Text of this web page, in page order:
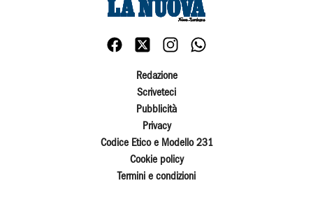
Redazione
Scriveteci
Pubblicità
Privacy
Codice Etico e Modello 231
Cookie policy
Termini e condizioni